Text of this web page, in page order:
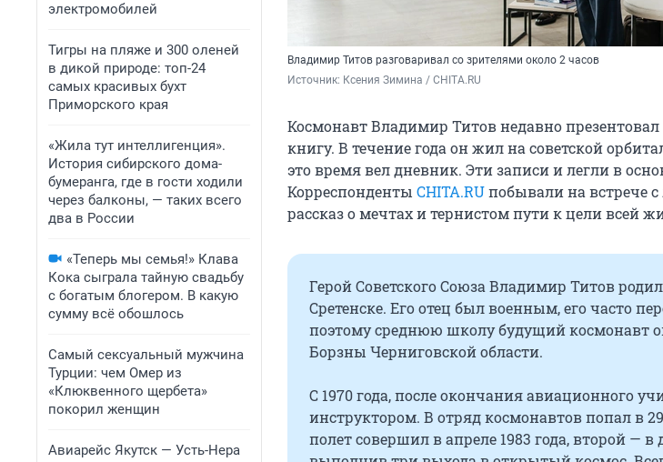
электромобилей
Тигры на пляже и 300 оленей
в дикой природе: топ-24
самых красивых бухт
Приморского края
«Жила тут интеллигенция».
История сибирского дома-
бумеранга, где в гости ходили
через балконы, — таких всего
два в России
«Теперь мы семья!» Клава
Кока сыграла тайную свадьбу
с богатым блогером. В какую
сумму всё обошлось
Самый сексуальный мужчина
Турции: чем Омер из
«Клюквенного щербета»
покорил женщин
Авиарейс Якутск — Усть-Нера
Владимир Титов разговаривал со зрителями около 2 часов
Источник: Ксения Зимина / CHITA.RU
Космонавт Владимир Титов недавно
книгу. В течение года он жил на советской
это время вел дневник. Эти записи и легли в
Корреспонденты CHITA.RUпобывали на встрече
рассказ о мечтах и тернистом пути к цели всей
Герой Советского Союза Владимир Титов
Сретенске. Его отец был военным, его часто
поэтому среднюю школу будущий космонавт
Борзны Черниговской области.
С 1970 года, после окончания авиационного
инструктором. В отряд космонавтов попал в
полет совершил в апреле 1983 года, второй — в